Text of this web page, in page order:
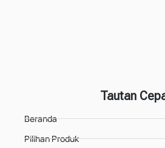
Tautan
Beranda
Pilihan Produk